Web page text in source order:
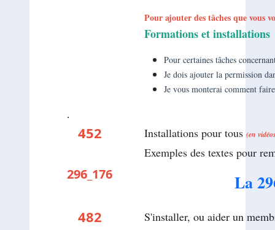
Pour ajouter des tâches que vous
Formations et installations
Pour certaines tâches
Je dois ajouter la permission
Je vous monterai comment
.
452 Installations pour tous (en
296_176
Exemples des textes pour
La
482 S'installer, ou aider un